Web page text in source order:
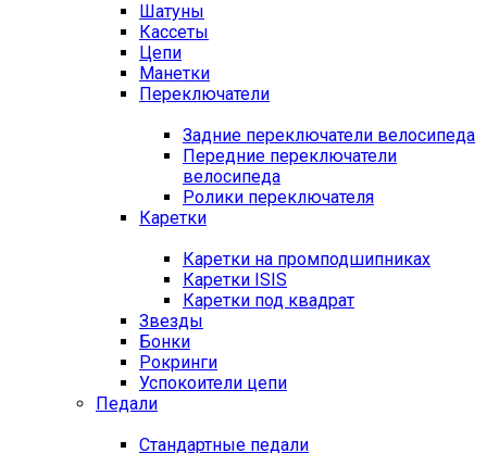
Шатуны
Кассеты
Цепи
Манетки
Переключатели
Задние переключатели велосипеда
Передние переключатели
велосипеда
Ролики переключателя
Каретки
Каретки на промподшипниках
Каретки ISIS
Каретки под квадрат
Звезды
Бонки
Рокринги
Успокоители цепи
Педали
Стандартные педали